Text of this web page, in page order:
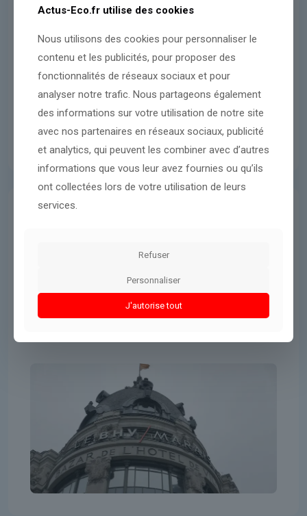
Un fonds canadien rachète les
300 millions d’euros
Actus-Eco.fr utilise des cookies
Nous utilisons des cookies pour personnaliser le
contenu et les publicités, pour proposer des
fonctionnalités de réseaux sociaux et pour
analyser notre trafic. Nous partageons également
des informations sur votre utilisation de notre site
avec nos partenaires en réseaux sociaux, publicité
et analytics, qui peuvent les combiner avec d’autres
informations que vous leur avez fournies ou qu’ils
ont collectées lors de votre utilisation de leurs
services.
Refuser
Personnaliser
J'autorise tout